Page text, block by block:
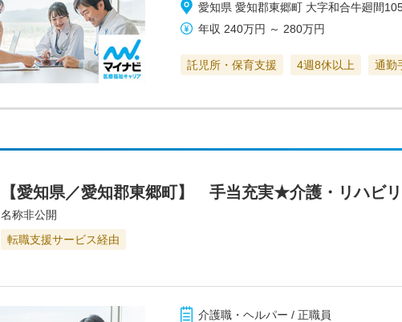
愛知県 愛知郡東郷町 大字和合牛廻間
年収 240万円 ～ 280万円
託児所・保育支援 4週8休以上 通勤
【愛知県／愛知郡東郷町】 手当充実★介護・リハビ
名称非公開
転職支援サービス経由
介護職・ヘルパー / 正職員